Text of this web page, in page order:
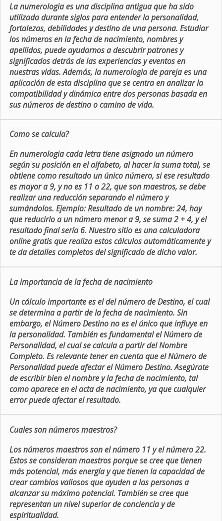
La numerologia es una disciplina antigua que ha sido
utilizada durante siglos para entender la personalidad,
fortalezas, debilidades y destino de una persona. Estudiar
los números en la fecha de nacimiento, nombres y
apellidos, puede ayudarnos a descubrir patrones y
significados detrás de las experiencias y eventos en
nuestras vidas. Además, la numerologia de pareja es una
aplicación de esta disciplina que se centra en analizar la
compatibilidad y dinámica entre dos personas basada en
sus números de destino o camino de vida.
Como se calcula?
En numerologia cada letra tiene asignado un número
según su posición en el alfabeto, al hacer la suma total, se
obtiene como resultado un único número, si ese resultado
es mayor a 9, y no es 11 o 22, que son maestros, se debe
realizar una reducción separando el número y
sumándolos. Ejemplo: Resultado de un nombre: 24, hay
que reducirlo a un número menor a 9, se suma 2 + 4, y el
resultado final sería 6. Nuestro sitio es una calculadora
online gratis que realiza estos cálculos automáticamente y
te da detalles completos del significado de dicho valor.
La importancia de la fecha de nacimiento
Un cálculo importante es el del número de Destino, el cual
se determina a partir de la fecha de nacimiento. Sin
embargo, el Número Destino no es el único que influye en
la personalidad. También es fundamental el Número de
Personalidad, el cual se calcula a partir del Nombre
Completo. Es relevante tener en cuenta que el Número de
Personalidad puede afectar el Número Destino. Asegúrate
de escribir bien el nombre y la fecha de nacimiento, tal
como aparece en el acta de nacimiento, ya que cualquier
error puede afectar el resultado.
Cuales son números maestros?
Los números maestros son el número 11 y el número 22.
Estos se consideran maestros porque se cree que tienen
más potencial, más energía y que tienen la capacidad de
crear cambios valiosos que ayuden a las personas a
alcanzar su máximo potencial. También se cree que
representan un nivel superior de conciencia y de
espiritualidad.